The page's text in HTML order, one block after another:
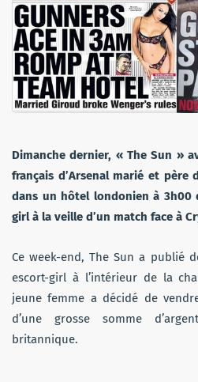
Dimanche dernier, « The Sun »
français d’Arsenal marié et père
dans un hôtel londonien à 3h00
girl à la veille d’un match face à
Ce week-end, The Sun a publié
escort-girl à l’intérieur de la
jeune femme a décidé de
d’une grosse somme
britannique.